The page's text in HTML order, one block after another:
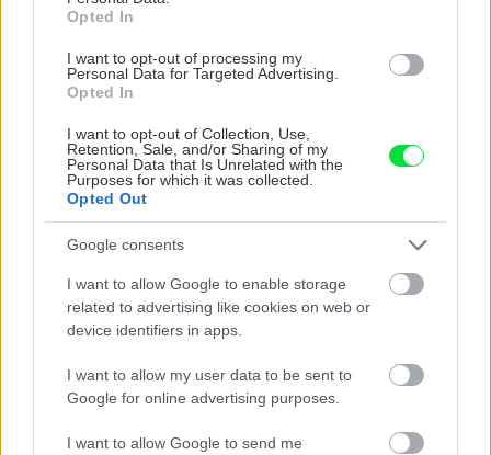
Opted In
I want to opt-out of processing my
Personal Data for Targeted Advertising.
Opted In
I want to opt-out of Collection, Use,
Retention, Sale, and/or Sharing of my
Personal Data that Is Unrelated with the
Purposes for which it was collected.
Opted Out
Google consents
I want to allow Google to enable storage
related to advertising like cookies on web or
device identifiers in apps.
I want to allow my user data to be sent to
Google for online advertising purposes.
I want to allow Google to send me
ZÁHRADA
Trvalky, ktoré znesú
vysaďte na miesta, na
ktoré slnko svieti celý
krások, ktoré rozžiaria
vašu záhradu